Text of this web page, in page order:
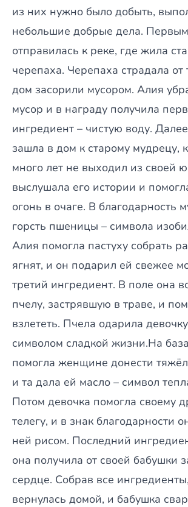
из них нужно было добыть,
небольшие добрые дела.
отправилась к реке, где жила
черепаха. Черепаха страдала от
дом засорили мусором. Алия
мусор и в награду получила
ингредиент – чистую воду.
зашла в дом к старому мудрецу,
много лет не выходил из своей
выслушала его истории и
огонь в очаге. В благодарность
горсть пшеницы – символа
Алия помогла пастуху собрать
ягнят, и он подарил ей свежее
третий ингредиент. В поле она
пчелу, застрявшую в траве, и
взлететь. Пчела одарила
символом сладкой жизни.На
помогла женщине донести
и та дала ей масло – символ
Потом девочка помогла своему
телегу, и в знак благодарности
ней рисом. Последний
она получила от своей бабушки
сердце. Собрав все
вернулась домой, и бабушка